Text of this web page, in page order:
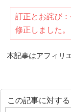
訂正とお詫び
修正しました。
本記事はアフィリ